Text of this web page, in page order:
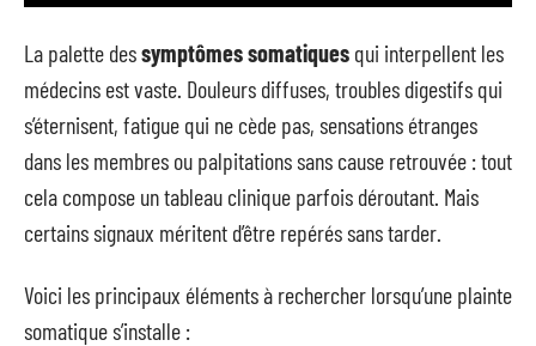
La palette dessymptômes somatiques qui interpellent les
médecins est vaste. Douleurs diffuses, troubles digestifs qui
s’éternisent, fatigue qui ne cède pas, sensations étranges
dans les membres ou palpitations sans cause retrouvée : tout
cela compose un tableau clinique parfois déroutant. Mais
certains signaux méritent d’être repérés sans tarder.
Voici les principaux éléments à rechercher lorsqu’une plainte
somatique s’installe :